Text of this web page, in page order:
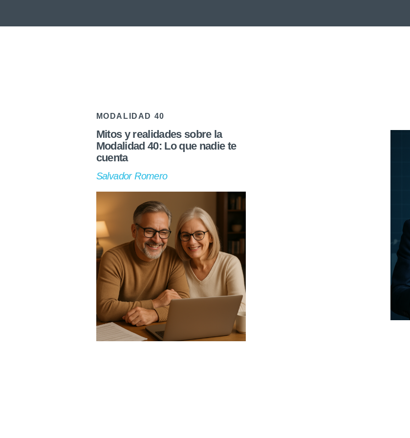
MODALIDAD 40
Mitos y realidades sobre la
Modalidad 40: Lo que nadie te
cuenta
Salvador Romero